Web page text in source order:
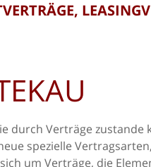
durch Verträge zustande
spezielle
um Verträge, die